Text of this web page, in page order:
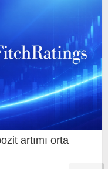
artımı orta